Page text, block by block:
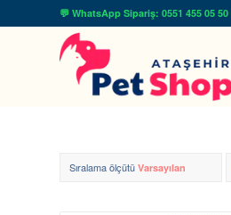
💬 WhatsApp Sipariş: 0551 455 05 50
Sıralama ölçütü Varsayılan